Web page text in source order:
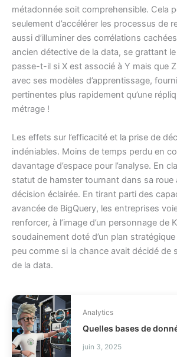
métadonnée soit comprehensible. Cela
seulement d’accélérer les processus de
aussi d’illuminer des corrélations
ancien détective de la data, se grattant
passe-t-il si X est associé à Y mais que Z
avec ses modèles d’apprentissage,
pertinentes plus rapidement qu’une
métrage !
Les effets sur l’efficacité et la prise de
indéniables. Moins de temps perdu en
davantage d’espace pour l’analyse. En
statut de hamster tournant dans sa roue
décision éclairée. En tirant parti des
avancée de BigQuery, les entreprises
renforcer, à l’image d’un personnage de
soudainement doté d’un plan stratégique
peu comme si la chance avait décidé de
de la data.
Analytics
juin 3, 2025